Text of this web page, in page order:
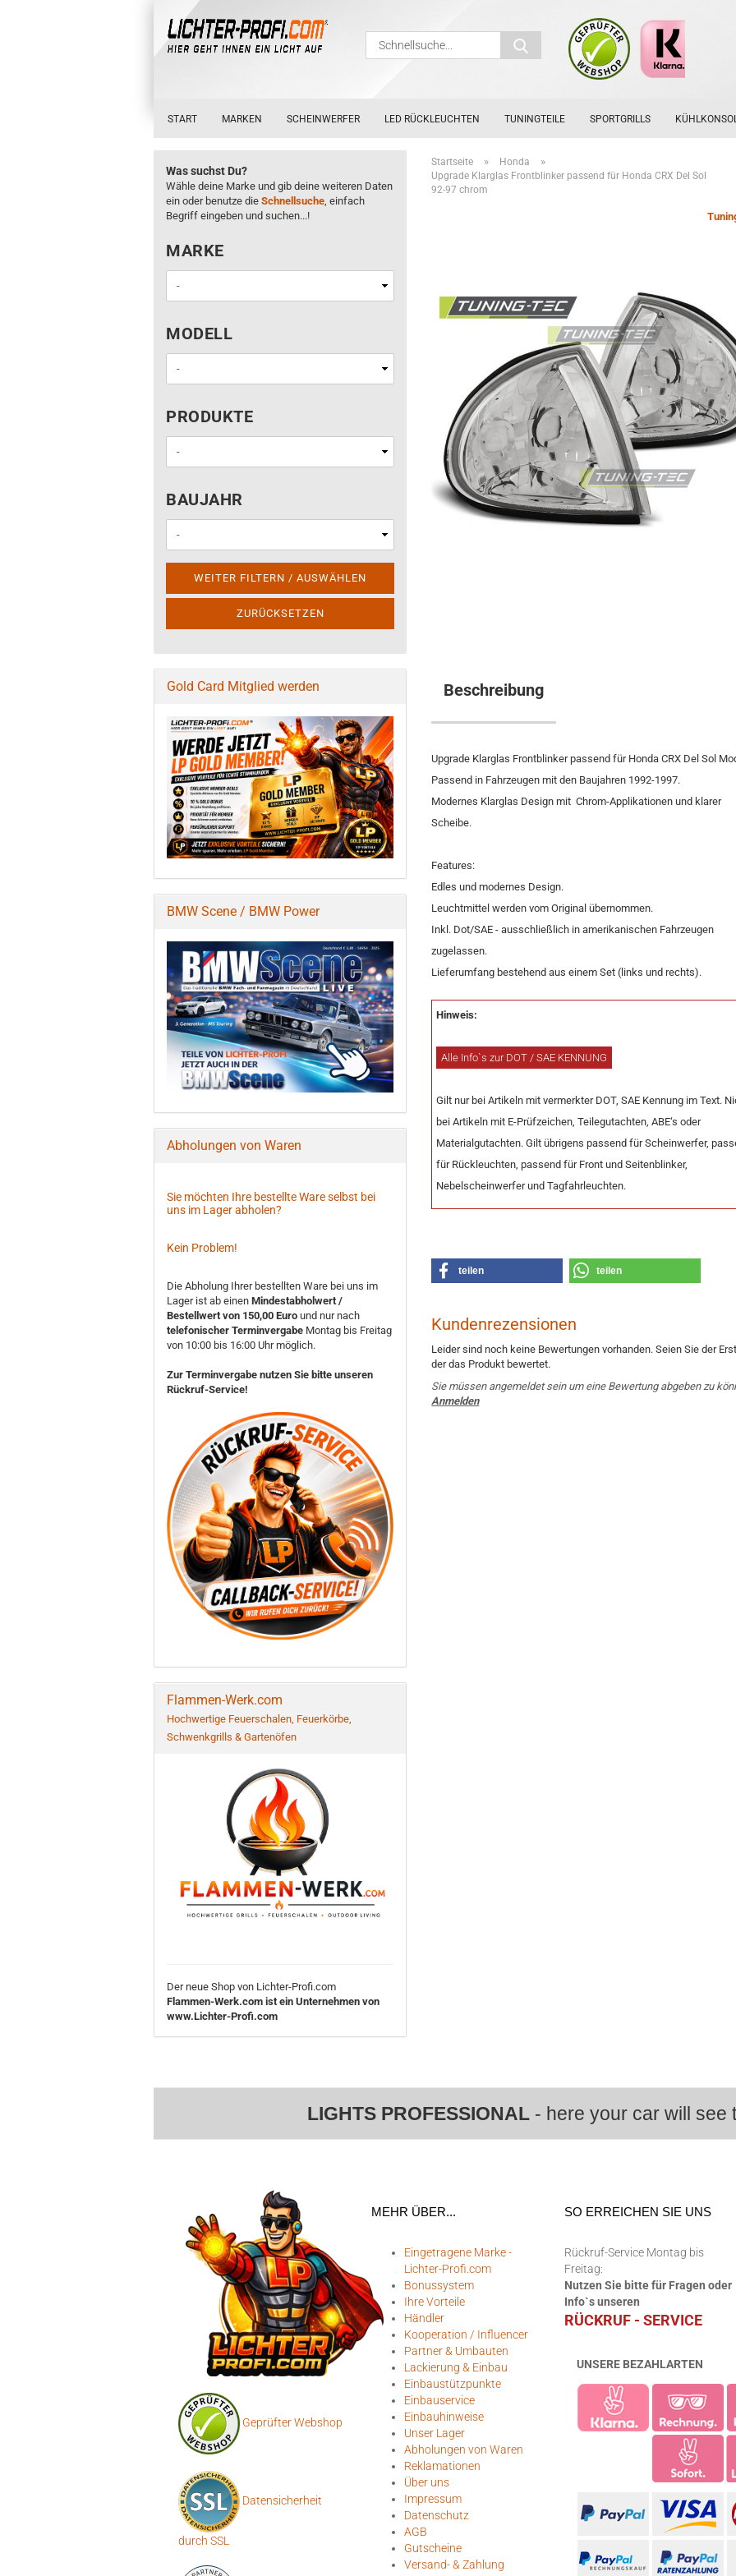
Schnellsuche...
START MARKEN SCHEINWERFER LED RÜCKLEUCHTEN TUNINGTEILE SPORTGRILLS
Startseite » Honda »
Upgrade Klarglas Frontblinker passend für Honda CRX Del Sol
92-97 chrom
Beschreibung
Upgrade Klarglas Frontblinker passend für Honda CRX Del Sol
Passend in Fahrzeugen mit den Baujahren 1992-1997.
Modernes Klarglas Design mit Chrom-Applikationen und klarer
Scheibe.
Features:
Edles und modernes Design.
Leuchtmittel werden vom Original übernommen.
Inkl. Dot/SAE - ausschließlich in amerikanischen Fahrzeugen
zugelassen.
Lieferumfang bestehend aus einem Set (links und rechts).
Hinweis:
Alle Info`s zur DOT / SAE KENNUNG
Gilt nur bei Artikeln mit vermerkter DOT, SAE Kennung im Text.
bei Artikeln mit E-Prüfzeichen, Teilegutachten, ABE‘s oder
Materialgutachten. Gilt übrigens passend für Scheinwerfer,
für Rückleuchten, passend für Front und Seitenblinker,
Nebelscheinwerfer und Tagfahrleuchten.
teilen teilen
Kundenrezensionen
Leider sind noch keine Bewertungen vorhanden. Seien Sie der
der das Produkt bewertet.
Sie müssen angemeldet sein um eine Bewertung abgeben zu
Anmelden
Was suchst Du?
Wähle deine Marke und gib deine weiteren Daten
ein oder benutze die Schnellsuche, einfach
Begriff eingeben und suchen...!
MARKE
MARKE
MODELL
MODELL
PRODUKTE
PRODUKTE
BAUJAHR
BAUJAHR
WEITER FILTERN / AUSWÄHLEN
ZURÜCKSETZEN
Gold Card Mitglied werden
BMW Scene / BMW Power
Abholungen von Waren
Sie möchten Ihre bestellte Ware selbst bei
uns im Lager abholen?
Kein Problem!
Die Abholung Ihrer bestellten Ware bei uns im
Lager ist ab einen Mindestabholwert /
Bestellwert von 150,00 Euro und nur nach
telefonischer Terminvergabe Montag bis Freitag
von 10:00 bis 16:00 Uhr möglich.
Zur Terminvergabe nutzen Sie bitte unseren
Rückruf-Service!
Flammen-Werk.com
Hochwertige Feuerschalen, Feuerkörbe,
Schwenkgrills & Gartenöfen
Der neue Shop von Lichter-Profi.com
Flammen-Werk.com ist ein Unternehmen von
www.Lichter-Profi.com
LIGHTS PROFESSIONAL- here your car will see
Geprüfter Webshop
Datensicherheit
durch SSL
MEHR ÜBER...
Eingetragene Marke -
Lichter-Profi.com
Bonussystem
Ihre Vorteile
Händler
Kooperation / Influencer
Partner & Umbauten
Lackierung & Einbau
Einbaustützpunkte
Einbauservice
Einbauhinweise
Unser Lager
Abholungen von Waren
Reklamationen
Über uns
Impressum
Datenschutz
AGB
Gutscheine
Versand- & Zahlung
SO ERREICHEN SIE UNS
Rückruf-Service Montag bis
Freitag:
Nutzen Sie bitte für Fragen oder
Info`s unseren
RÜCKRUF - SERVICE
UNSERE BEZAHLARTEN